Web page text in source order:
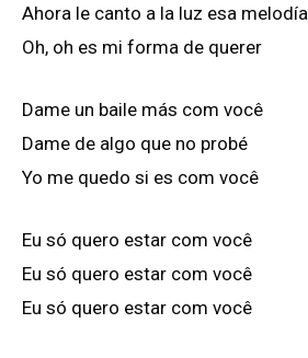
Ahora le canto a la luz esa melodía
Oh, oh es mi forma de querer
Dame un baile más com você
Dame de algo que no probé
Yo me quedo si es com você
Eu só quero estar com você
Eu só quero estar com você
Eu só quero estar com você